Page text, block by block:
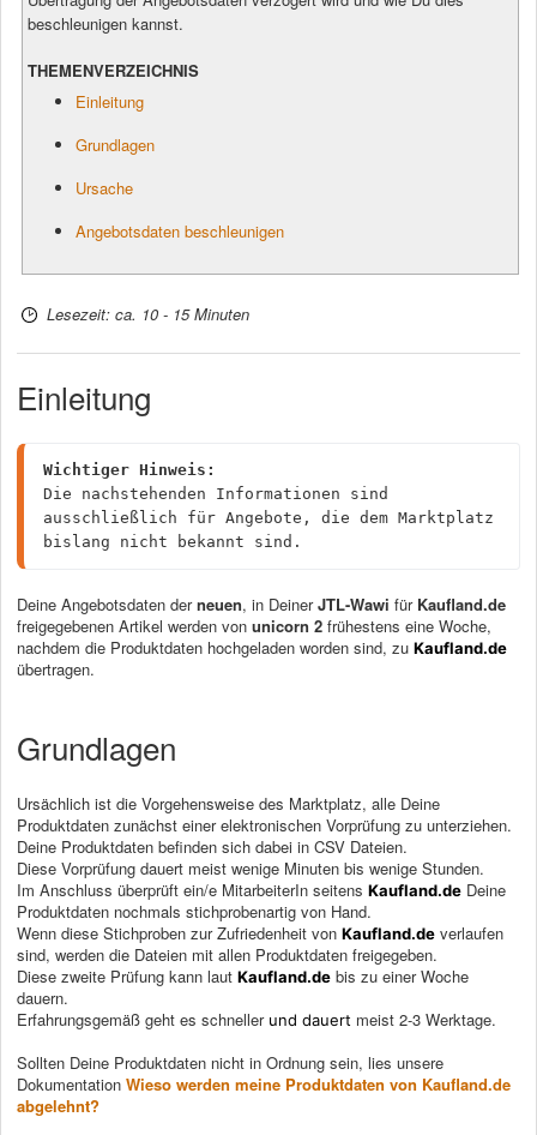
beschleunigen kannst.
THEMENVERZEICHNIS
Einleitung
Grundlagen
Ursache
Angebotsdaten beschleunigen
Lesezeit: ca. 10 - 15 Minuten
Einleitung
Wichtiger Hinweis:
Die nachstehenden Informationen sind
ausschließlich für Angebote, die dem Marktplatz
bislang nicht bekannt sind.
Deine Angebotsdaten derneuen, in DeinerJTL-Wawi für Kaufland.de
freigegebenen Artikel werden von unicorn 2 frühestens eine Woche,
nachdem die Produktdaten hochgeladen worden sind, zu Kaufland.de
übertragen.
Grundlagen
Ursächlich ist die Vorgehensweise des Marktplatz, alle Deine
Produktdaten zunächst einer elektronischen Vorprüfung zu unterziehen.
Deine Produktdaten befinden sich dabei in CSV Dateien.
Diese Vorprüfung dauert meist wenige Minuten bis wenige Stunden.
Im Anschluss überprüft ein/e MitarbeiterIn seitens Kaufland.de Deine
Produktdaten nochmals stichprobenartig von Hand.
Wenn diese Stichproben zur Zufriedenheit von Kaufland.de verlaufen
sind, werden die Dateien mit allen Produktdaten freigegeben.
Diese zweite Prüfung kann laut Kaufland.de bis zu einer Woche
dauern.
Erfahrungsgemäß geht es schneller und dauert meist 2-3 Werktage.
Sollten Deine Produktdaten nicht in Ordnung sein, lies unsere
Dokumentation Wieso werden meine Produktdaten von Kaufland.de
abgelehnt?